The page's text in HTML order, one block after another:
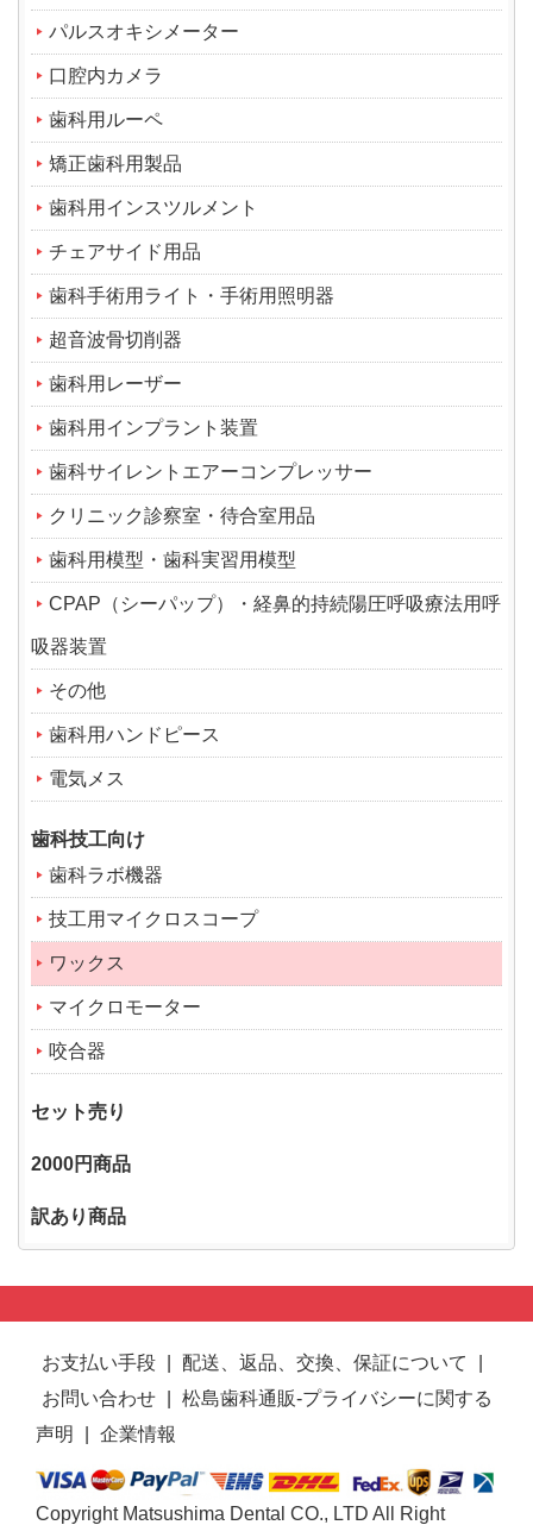
パルスオキシメーター
口腔内カメラ
歯科用ルーペ
矯正歯科用製品
歯科用インスツルメント
チェアサイド用品
歯科手術用ライト・手術用照明器
超音波骨切削器
歯科用レーザー
歯科用インプラント装置
歯科サイレントエアーコンプレッサー
クリニック診察室・待合室用品
歯科用模型・歯科実習用模型
CPAP（シーパップ）・経鼻的持続陽圧呼吸療法用呼
吸器装置
その他
歯科用ハンドピース
電気メス
歯科技工向け
歯科ラボ機器
技工用マイクロスコープ
ワックス
マイクロモーター
咬合器
セット売り
2000円商品
訳あり商品
お支払い手段 配送、返品、交換、保証について
お問い合わせ
松島歯科通販-プライバシーに関する
声明
企業情報
Copyright Matsushima Dental CO., LTD All Right